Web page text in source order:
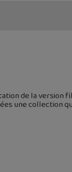
de la version
une collection